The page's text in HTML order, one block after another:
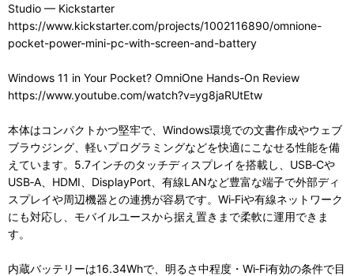
Studio — Kickstarter
https://www.kickstarter.com/projects/1002116890/omnione-
pocket-power-mini-pc-with-screen-and-battery
Windows 11 in Your Pocket? OmniOne Hands-On Review
https://www.youtube.com/watch?v=yg8jaRUtEtw
本体はコンパクトかつ堅牢で、Windows環境での文書作成やウェブ
ブラウジング、軽いプログラミングなどを快適にこなせる性能を備
えています。5.7インチのタッチディスプレイを搭載し、USB‑Cや
USB‑A、HDMI、DisplayPort、有線LANなど豊富な端子で外部ディ
スプレイや周辺機器との連携が容易です。Wi‑Fiや有線ネットワーク
にも対応し、モバイルユースから据え置きまで柔軟に運用できま
す。
内蔵バッテリーは16.34Whで、明るさ中程度・Wi‑Fi有効の条件で目